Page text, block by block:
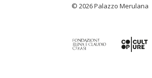
© 2026 Palazzo Merulana